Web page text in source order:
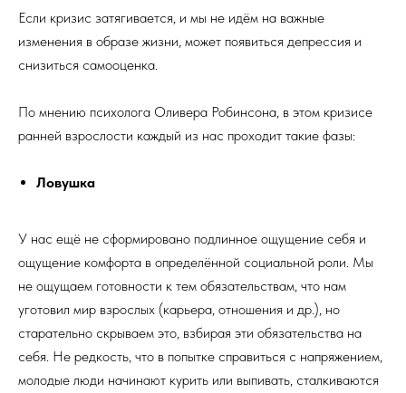
Если кризис затягивается, и мы не идём на важные
изменения в образе жизни, может появиться депрессия и
снизиться самооценка.
По мнению психолога Оливера Робинсона, в этом кризисе
ранней взрослости каждый из нас проходит такие фазы:
Ловушка
У нас ещё не сформировано подлинное ощущение себя и
ощущение комфорта в определённой социальной роли. Мы
не ощущаем готовности к тем обязательствам, что нам
уготовил мир взрослых (карьера, отношения и др.), но
старательно скрываем это, взбирая эти обязательства на
себя. Не редкость, что в попытке справиться с напряжением,
молодые люди начинают курить или выпивать, сталкиваются